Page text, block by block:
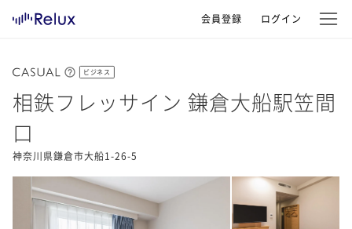
会員登録 ログイン
ビジネス
相鉄フレッサイン 鎌倉大船駅笠間
口
神奈川県鎌倉市大船1-26-5